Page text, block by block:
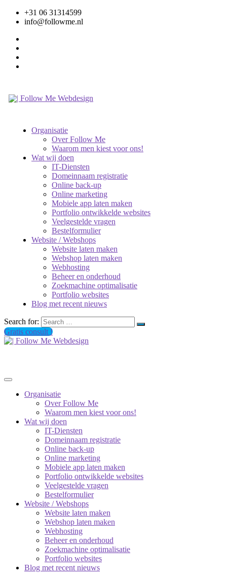
+31 06 31314599
info@followme.nl
Organisatie
Over Follow Me
Waarom men kiest voor ons!
Wat wij doen
IT-Diensten
Domeinnaam registratie
Online back-up
Online marketing
Mobiele app laten maken
Portfolio ontwikkelde websites
Veelgestelde vragen
Bestelformulier
Website / Webshops
Website laten maken
Webshop laten maken
Webhosting
Beheer en onderhoud
Zoekmachine optimalisatie
Portfolio websites
Blog met recent nieuws
Search for:
Gratis consult !
Organisatie
Over Follow Me
Waarom men kiest voor ons!
Wat wij doen
IT-Diensten
Domeinnaam registratie
Online back-up
Online marketing
Mobiele app laten maken
Portfolio ontwikkelde websites
Veelgestelde vragen
Bestelformulier
Website / Webshops
Website laten maken
Webshop laten maken
Webhosting
Beheer en onderhoud
Zoekmachine optimalisatie
Portfolio websites
Blog met recent nieuws